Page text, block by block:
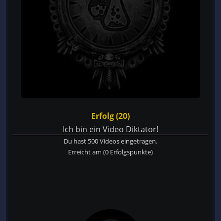
Erfolg (20)
Ich bin ein Video Diktator!
Du hast 500 Videos eingetragen.
Erreicht am (0 Erfolgspunkte)